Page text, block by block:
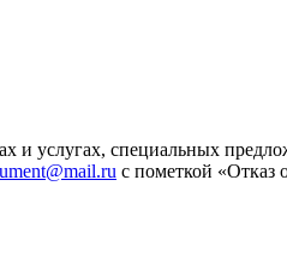
услугах, специальных
с пометкой «Отказ